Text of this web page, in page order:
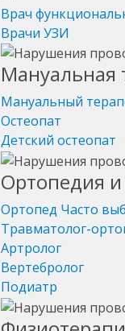
Врач
Врачи УЗИ
Мануальная
Мануальный
Остеопат
Детский остеопат
Ортопедия
Ортопед Часто
Травматолог-
Артролог
Вертебролог
Подиатр